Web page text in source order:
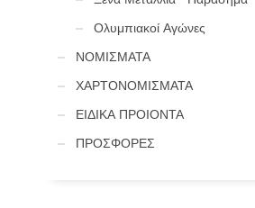
Ολυμπιακοί Αγώνες
ΝΟΜΙΣΜΑΤΑ
ΧΑΡΤΟΝΟΜΙΣΜΑΤΑ
ΕΙΔΙΚΑ ΠΡΟΙΟΝΤΑ
ΠΡΟΣΦΟΡΕΣ